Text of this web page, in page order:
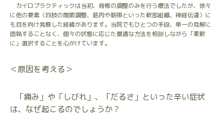
カイロプラクティックは当初、脊椎の調整のみを行う療法でしたが、徐々
に他の要素（四肢の関節調整、筋肉や靭帯といった軟部組織、神経伝達）に
も目を向け発展した経緯があります。当院でもひとつの手段、単一の見解に
固執することなく、個々の状態に応じた最適な方法を相談しながら「柔軟
に」選択することを心がけています。
＜原因を考える＞
「痛み」や「しびれ」、「だるさ」といった辛い症状
は、なぜ起こるのでしょうか？